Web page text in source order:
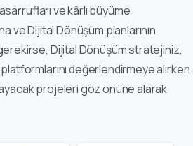
ve kârlı büyüme
ve Dijital Dönüşüm planlarının
Dijital Dönüşüm stratejiniz,
değerlendirmeye alırken
projeleri göz önüne alarak